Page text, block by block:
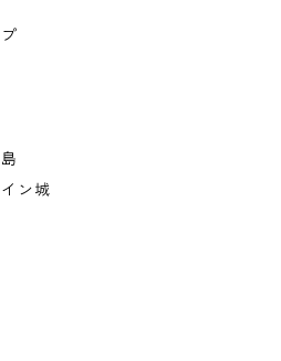
ン城